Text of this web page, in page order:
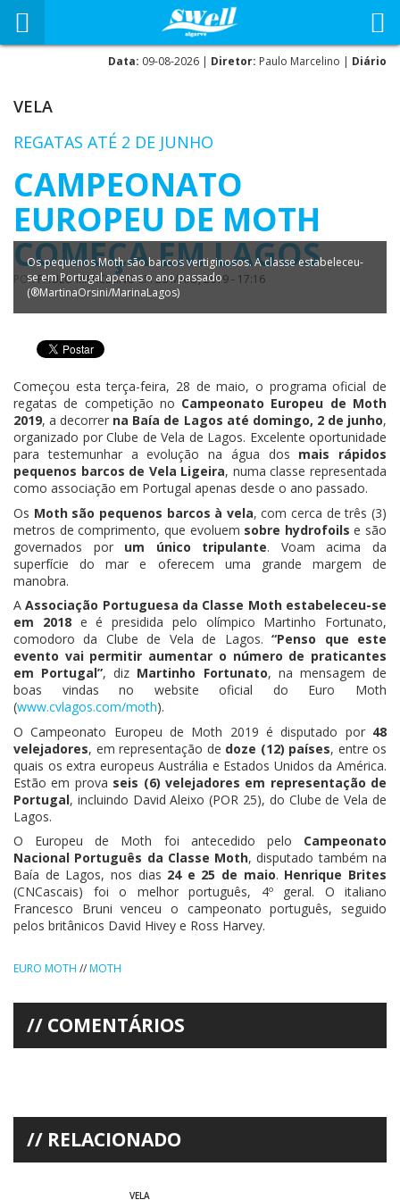
Data: 09-08-2026 | Diretor: Paulo Marcelino | Diário
VELA
REGATAS ATÉ 2 DE JUNHO
CAMPEONATO
EUROPEU DE MOTH
COMEÇA EM LAGOS
PORPAULO MARCELINOEM 28 MAIO, 2019 - 17:16
Os pequenos Moth são barcos vertiginosos. A classe estabeleceu-
se em Portugal apenas o ano passado
(®MartinaOrsini/MarinaLagos)
Começou esta terça-feira, 28 de maio, o programa oficial de
regatas de competição no Campeonato Europeu de Moth
2019, a decorrer na Baía de Lagos até domingo, 2 de junho,
organizado por Clube de Vela de Lagos. Excelente oportunidade
para testemunhar a evolução na água dos mais rápidos
pequenos barcos de Vela Ligeira, numa classe representada
como associação em Portugal apenas desde o ano passado.
Os Moth são pequenos barcos à vela, com cerca de três (3)
metros de comprimento, que evoluem sobre hydrofoils e são
governados por um único tripulante. Voam acima da
superfície do mar e oferecem uma grande margem de
manobra.
AAssociação Portuguesa da Classe Moth estabeleceu-se
em 2018e é presidida pelo olímpico Martinho Fortunato,
comodoro da Clube de Vela de Lagos.“Penso que este
evento vai permitir aumentar o número de praticantes
em Portugal”, diz Martinho Fortunato, na mensagem de
boas vindas no website oficial do Euro Moth
(www.cvlagos.com/moth).
O Campeonato Europeu de Moth 2019 é disputado por 48
velejadores, em representação de doze (12) países, entre os
quais os extra europeus Austrália e Estados Unidos da América.
Estão em prova seis (6) velejadores em representação de
Portugal, incluindo David Aleixo (POR 25), do Clube de Vela de
Lagos.
O Europeu de Moth foi antecedido pelo Campeonato
Nacional Português da Classe Moth, disputado também na
Baía de Lagos, nos dias 24 e 25 de maio. Henrique Brites
(CNCascais) foi o melhor português, 4º geral. O italiano
Francesco Bruni venceu o campeonato português, seguido
pelos britânicos David Hivey e Ross Harvey.
EURO MOTH //MOTH
COMENTÁRIOS
RELACIONADO
VELA